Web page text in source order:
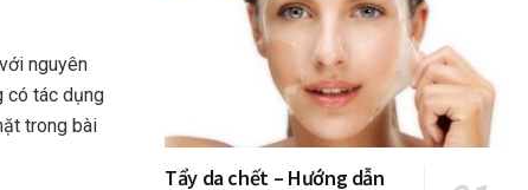
nguyên
có tác dụng
trong bài
Tẩy da chết – Hướng dẫn